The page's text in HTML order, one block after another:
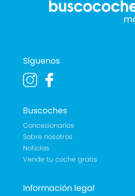
Síguenos
Buscoches
Concesionarios
Sobre nosotros
Noticias
Vende tu coche gratis
Información legal